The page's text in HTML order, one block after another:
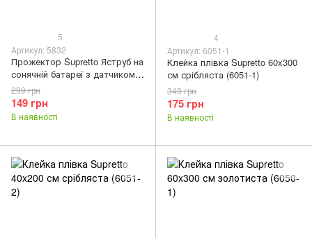
5
Артикул: 5832
Прожектор Supretto Яструб на
сонячній батареї з датчиком
руху 48 LED (5832)
149 грн
299 грн
В наявності
4
Артикул: 6051-1
Клейка плівка Supretto 60x300
см срібляста (6051-1)
175 грн
349 грн
В наявності